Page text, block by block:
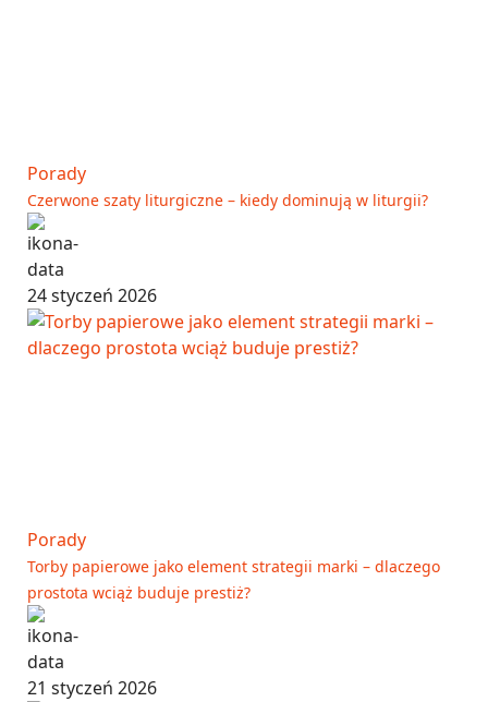
Porady
Czerwone szaty liturgiczne – kiedy dominują w liturgii?
24 styczeń 2026
Porady
Torby papierowe jako element strategii marki – dlaczego
prostota wciąż buduje prestiż?
21 styczeń 2026